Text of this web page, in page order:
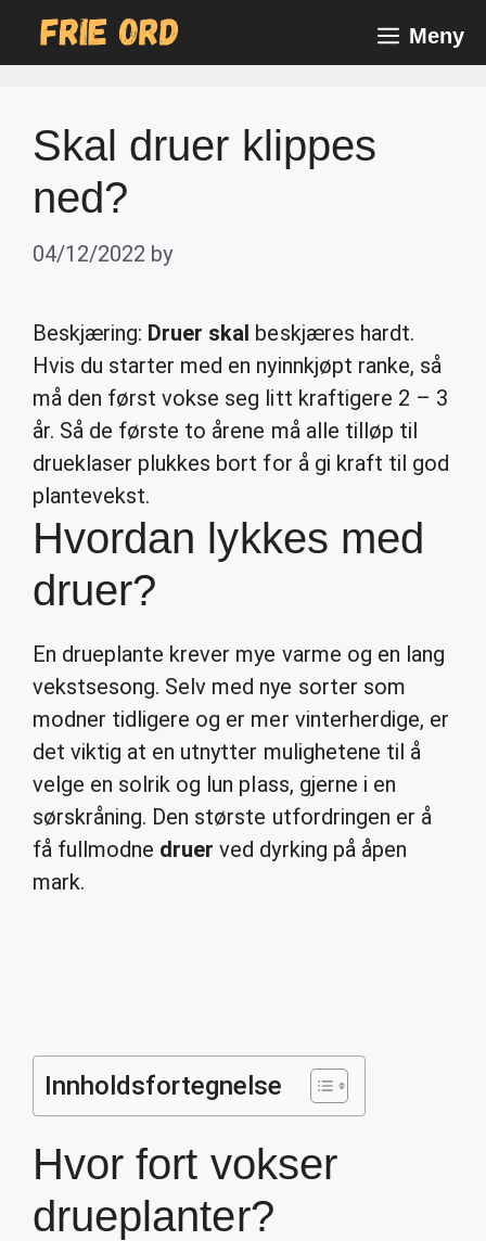
Meny
Skal druer klippes
ned?
04/12/2022 by
Beskjæring: Druer skal beskjæres hardt.
Hvis du starter med en nyinnkjøpt ranke, så
må den først vokse seg litt kraftigere 2 – 3
år. Så de første to årene må alle tilløp til
drueklaser plukkes bort for å gi kraft til god
plantevekst.
Hvordan lykkes med
druer?
En drueplante krever mye varme og en lang
vekstsesong. Selv med nye sorter som
modner tidligere og er mer vinterherdige, er
det viktig at en utnytter mulighetene til å
velge en solrik og lun plass, gjerne i en
sørskråning. Den største utfordringen er å
få fullmodne druer ved dyrking på åpen
mark.
Innholdsfortegnelse
Hvor fort vokser
drueplanter?